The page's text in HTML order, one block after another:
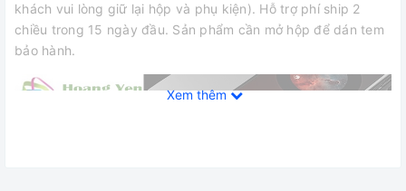
khách vui lòng giữ lại hộp và phụ kiện). Hỗ trợ phí ship 2
chiều trong 15 ngày đầu. Sản phẩm cần mở hộp để dán tem
bảo hành.
Xem thêm